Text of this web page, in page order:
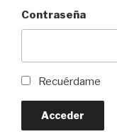
Contraseña
Recuérdame
Acceder